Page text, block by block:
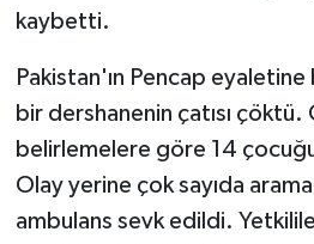
kaybetti.
Pakistan'ın Pencap
bir dershanenin çatısı çöktü.
belirlemelere göre 14
Olay yerine çok sayıda
ambulans sevk edildi.